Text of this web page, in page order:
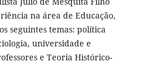
na área de Educação,
seguintes temas: política
universidade e
e Teoria Histórico-